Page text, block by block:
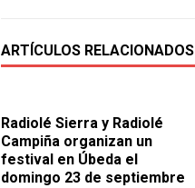
ARTÍCULOS RELACIONADOS
Radiolé Sierra y Radiolé
Campiña organizan un
festival en Úbeda el
domingo 23 de septiembre